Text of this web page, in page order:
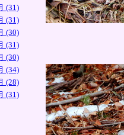
(31)
(31)
(30)
(31)
(30)
(34)
(28)
(31)